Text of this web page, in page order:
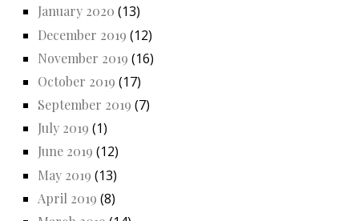
January 2020 (13)
December 2019 (12)
November 2019 (16)
October 2019 (17)
September 2019 (7)
July 2019 (1)
June 2019 (12)
May 2019 (13)
April 2019 (8)